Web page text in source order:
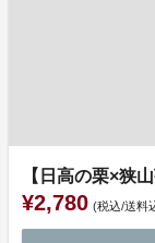
【日高の栗×狭
¥2,780 (税込/送料